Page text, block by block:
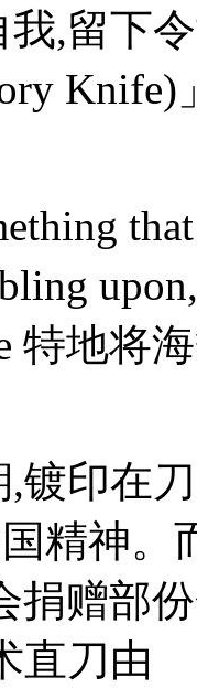
,留下
特地将
镀印在
精神
捐赠部
直刀由